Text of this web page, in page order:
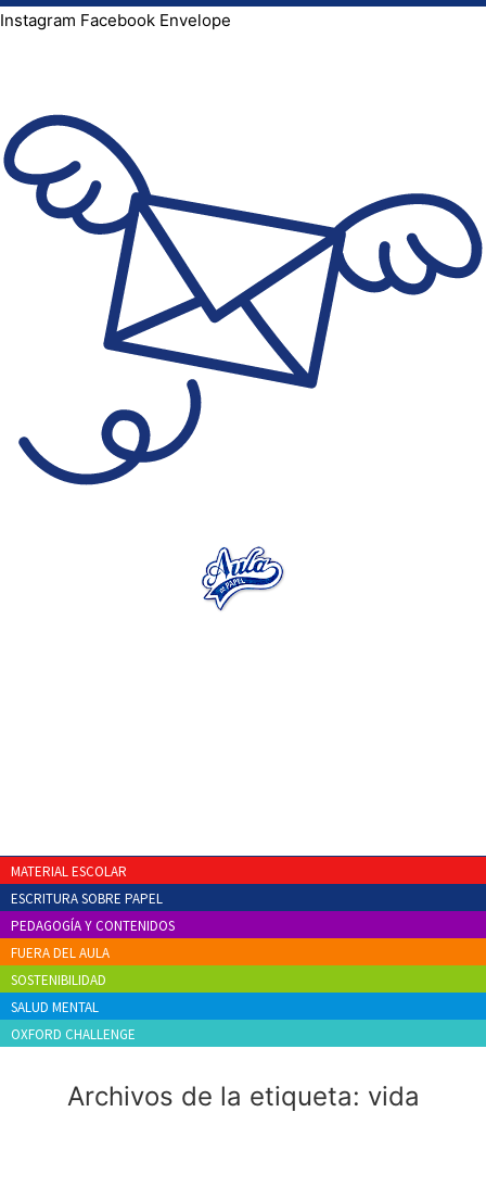
Instagram Facebook Envelope
MATERIAL ESCOLAR
ESCRITURA SOBRE PAPEL
PEDAGOGÍA Y CONTENIDOS
FUERA DEL AULA
SOSTENIBILIDAD
SALUD MENTAL
OXFORD CHALLENGE
Archivos de la etiqueta: vida